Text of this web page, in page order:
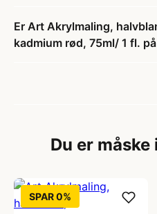
Er Art Akrylmaling,
kadmium rød, 75ml/ 1 fl.
Du er
SPAR 0%